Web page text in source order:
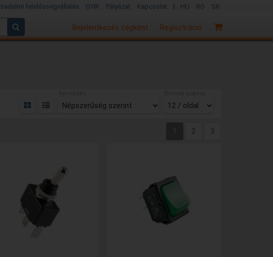
felelősségvállalás GYIK Pályázat Kapcsolat | HU RO SK
Regisztráció
Bejelentkezés cégként
2 3